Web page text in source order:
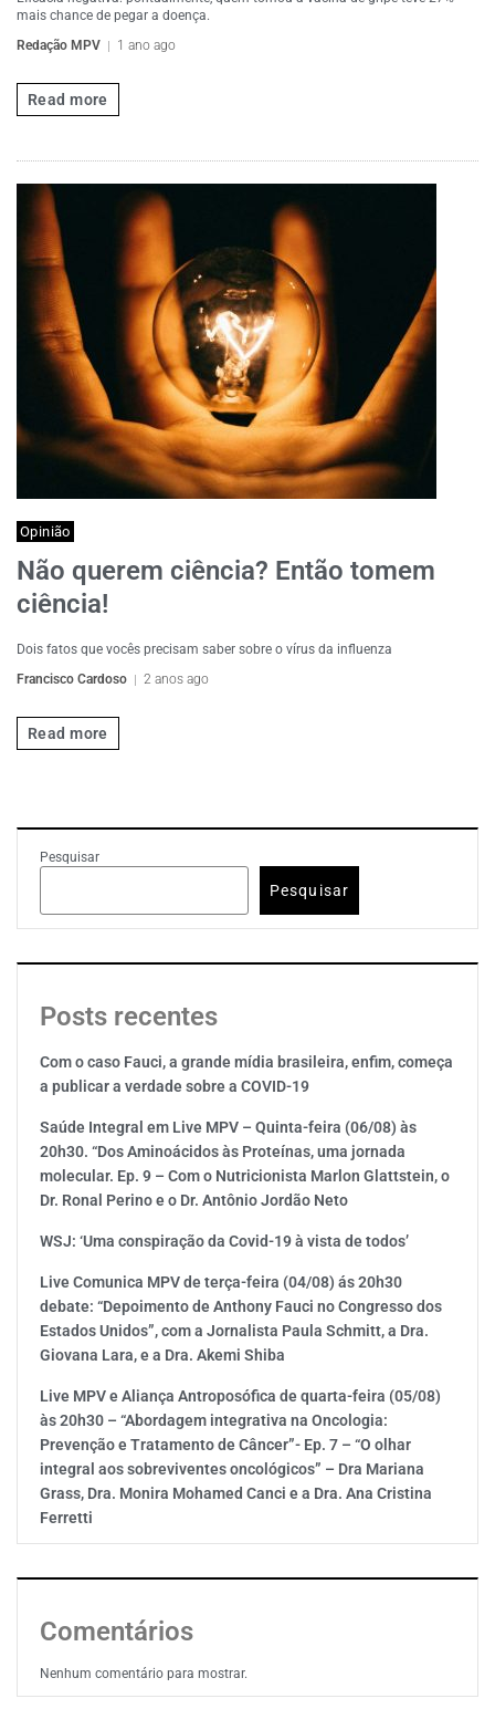
mais chance de pegar a doença.
Redação MPV
1 ano ago
Read more
Opinião
Não querem ciência? Então tomem
ciência!
Dois fatos que vocês precisam saber sobre o vírus da influenza
Francisco Cardoso
2 anos ago
Read more
Pesquisar
Pesquisar
Posts recentes
Com o caso Fauci, a grande mídia brasileira, enfim, começa
a publicar a verdade sobre a COVID-19
Saúde Integral em Live MPV – Quinta-feira (06/08) às
20h30. “Dos Aminoácidos às Proteínas, uma jornada
molecular. Ep. 9 – Com o Nutricionista Marlon Glattstein, o
Dr. Ronal Perino e o Dr. Antônio Jordão Neto
WSJ: ‘Uma conspiração da Covid-19 à vista de todos’
Live Comunica MPV de terça-feira (04/08) ás 20h30
debate: “Depoimento de Anthony Fauci no Congresso dos
Estados Unidos”, com a Jornalista Paula Schmitt, a Dra.
Giovana Lara, e a Dra. Akemi Shiba
Live MPV e Aliança Antroposófica de quarta-feira (05/08)
às 20h30 – “Abordagem integrativa na Oncologia:
Prevenção e Tratamento de Câncer”- Ep. 7 – “O olhar
integral aos sobreviventes oncológicos” – Dra Mariana
Grass, Dra. Monira Mohamed Canci e a Dra. Ana Cristina
Ferretti
Comentários
Nenhum comentário para mostrar.